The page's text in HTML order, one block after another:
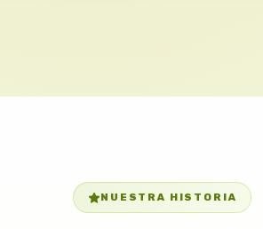
NUESTRA HISTORIA